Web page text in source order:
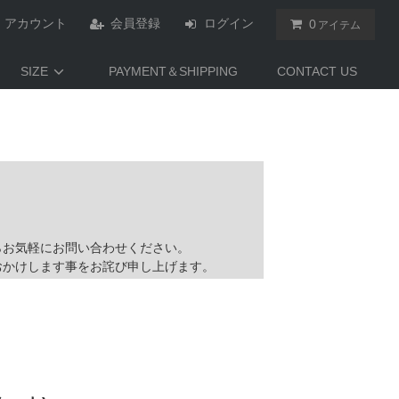
アカウント 会員登録 ログイン 0 アイテム
SIZE PAYMENT＆SHIPPING CONTACT US
気軽にお問い合わせください。
けします事をお詫び申し上げます。